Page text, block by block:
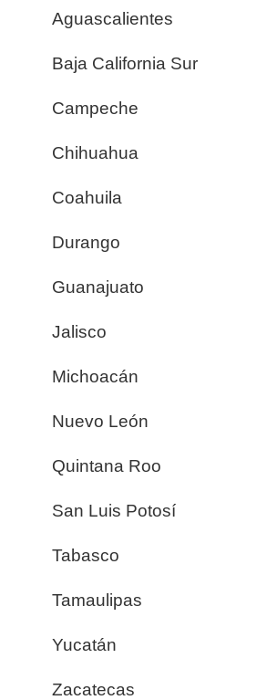
Aguascalientes
Baja California Sur
Campeche
Chihuahua
Coahuila
Durango
Guanajuato
Jalisco
Michoacán
Nuevo León
Quintana Roo
San Luis Potosí
Tabasco
Tamaulipas
Yucatán
Zacatecas